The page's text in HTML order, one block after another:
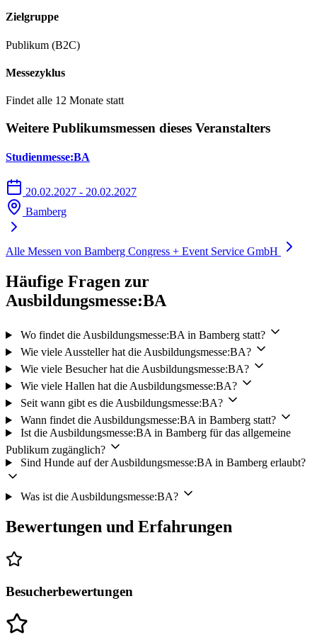
Zur Arena bitte an der Haltestelle "Mohnstraße" aussteigen.
Minuten.
Ab 20 Uhr fährt die Nachtbuslinie 936 vom ZOB (Bahnsteig B)
Richtung "Stadion".
Zur Arena bitte ebenfalls an der Haltestelle "Mohnstraße"
Vom Hauptbahnhof
begeben Sie sich bitte zur Ludwigstraße, um den Busshuttle zu
nutzen.
Hinweis:Die Eintrittskarte zur Veranstaltung in der brose ARENA
Bamberg 1,5 Stunden vor Beginn und bis zu 4 Stunden nach
Veranstaltungsbeginn.
Parkplätze
Unmittelbar um die brose ARENA befinden sich rund
Parkplätzeauf S01 bis S09.
Hinweis:Das Campieren und Abstellen von Wohnmobilen ist auf
Bei Veranstaltungen in der brose ARENA mit über 2.500 Besuchern
fährt zusätzlich ein kostenloser Busshuttle von den P+R Anlagen
Zielgruppe
Publikum (B2C)
Messezyklus
Findet alle 12 Monate statt
Weitere Publikumsmessen dieses Veranstalters
Studienmesse:BA
20.02.2027 - 20.02.2027
Bamberg
Alle Messen von Bamberg Congress + Event Service GmbH
Häufige Fragen zur
Ausbildungsmesse:BA
Wo findet die Ausbildungsmesse:BA in Bamberg statt?
Wie viele Aussteller hat die Ausbildungsmesse:BA?
Wie viele Besucher hat die Ausbildungsmesse:BA?
Wie viele Hallen hat die Ausbildungsmesse:BA?
Seit wann gibt es die Ausbildungsmesse:BA?
Wann findet die Ausbildungsmesse:BA in Bamberg statt?
Ist die Ausbildungsmesse:BA in Bamberg für das allgemeine
Publikum zugänglich?
Sind Hunde auf der Ausbildungsmesse:BA in Bamberg erlaubt?
Was ist die Ausbildungsmesse:BA?
Bewertungen und Erfahrungen
Besucherbewertungen